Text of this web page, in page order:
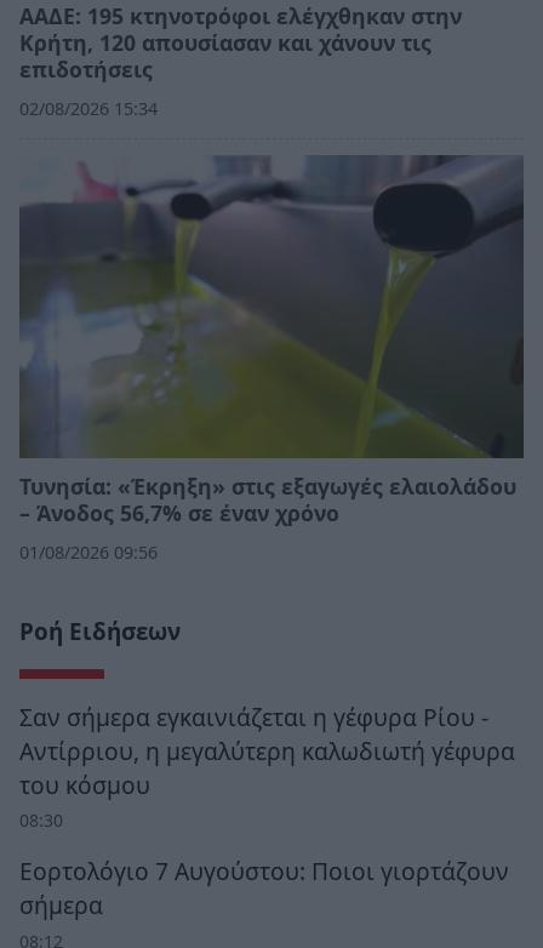
ΑΑΔΕ: 195 κτηνοτρόφοι ελέγχθηκαν στην
Κρήτη, 120 απουσίασαν και χάνουν τις
επιδοτήσεις
02/08/2026 15:34
Τυνησία: «Έκρηξη» στις εξαγωγές ελαιολάδου
– Άνοδος 56,7% σε έναν χρόνο
01/08/2026 09:56
Ροή Ειδήσεων
Σαν σήμερα εγκαινιάζεται η γέφυρα Ρίου -
Αντίρριου, η μεγαλύτερη καλωδιωτή γέφυρα
του κόσμου
08:30
Εορτολόγιο 7 Αυγούστου: Ποιοι γιορτάζουν
σήμερα
08:12